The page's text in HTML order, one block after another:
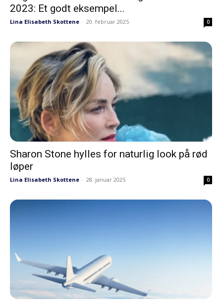
2023: Et godt eksempel...
Lina Elisabeth Skottene - 20. februar 2025 0
Sharon Stone hylles for naturlig look på rød
løper
Lina Elisabeth Skottene - 28. januar 2025 0